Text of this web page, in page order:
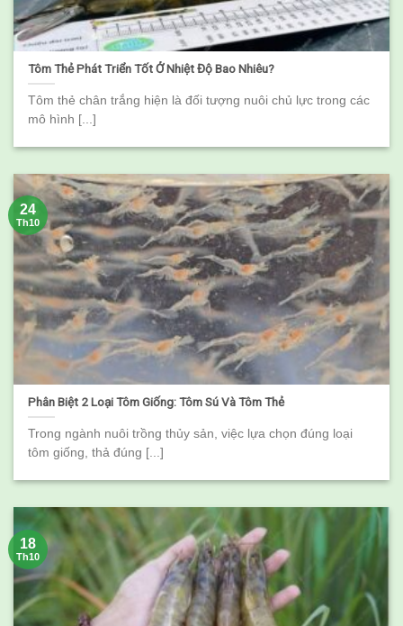
Tôm Thẻ Phát Triển Tốt Ở Nhiệt Độ Bao Nhiêu?
Tôm thẻ chân trắng hiện là đối tượng nuôi chủ lực trong các
mô hình [...]
Phân Biệt 2 Loại Tôm Giống: Tôm Sú Và Tôm Thẻ
Trong ngành nuôi trồng thủy sản, việc lựa chọn đúng loại
tôm giống, thả đúng [...]
24
Th10
18
Th10